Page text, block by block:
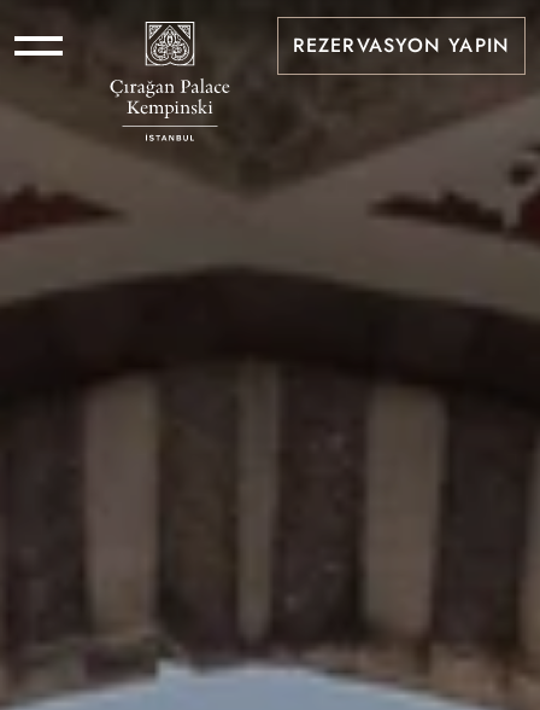
REZERVASYON YAPIN